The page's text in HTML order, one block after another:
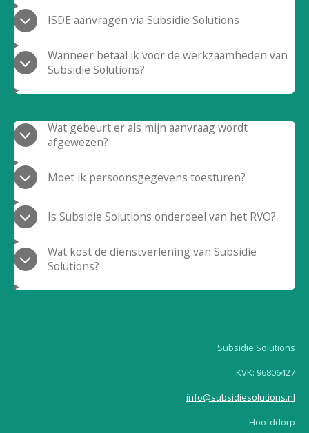
ISDE aanvragen via Subsidie Solutions
Wanneer betaal ik voor de werkzaamheden van
Subsidie Solutions?
Wat gebeurt er als mijn aanvraag wordt
afgewezen?
Moet ik persoonsgegevens toesturen?
Is Subsidie Solutions onderdeel van het RVO?
Wat kost de dienstverlening van Subsidie
Solutions?
Subsidie Solutions
KVK: 96806427
info@subsidiesolutions.nl
Hoofddorp